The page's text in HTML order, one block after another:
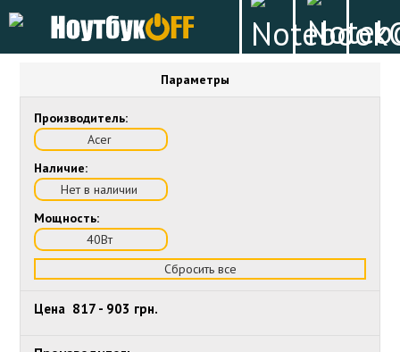
Параметры
Производитель:
Acer
Наличие:
Нет в наличии
Мощность:
40Вт
Сбросить все
Цена 817 - 903 грн.